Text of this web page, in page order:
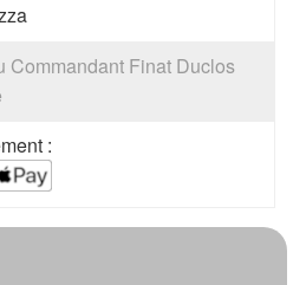
Commandant Finat Duclos
: